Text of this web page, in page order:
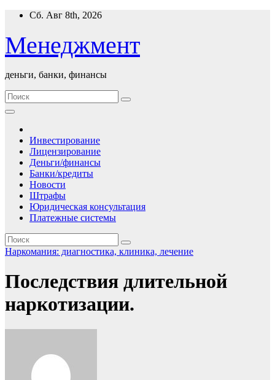
Перейти
содержимому
Сб. Авг 8th, 2026
Менеджмент
деньги, банки, финансы
Инвестирование
Лицензирование
Деньги/финансы
Банки/кредиты
Новости
Штрафы
Юридическая консультация
Платежные системы
Наркомания: диагностика, клиника, лечение
Последствия длительной
наркотизации.